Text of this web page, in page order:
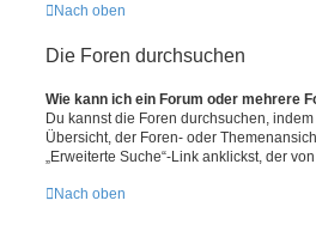
Nach oben
Die Foren durchsuchen
Wie kann ich ein Forum oder mehrere
Du kannst die Foren durchsuchen,
Übersicht, der Foren- oder
„Erweiterte Suche“-Link anklickst, der
Nach oben